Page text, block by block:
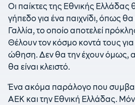
Οι παίκτες της Εθνικής
γήπεδο για ένα παιχνίδι, όπως θα
Γαλλία, το οποίο αποτελεί
Θέλουν τον κόσμο κοντά τους
ώθηση. Δεν θα την έχουν όμως,
θα είναι κλειστό.
Ένα ακόμα παράλογο που
ΑΕΚ και την Εθνική Ελλάδας.